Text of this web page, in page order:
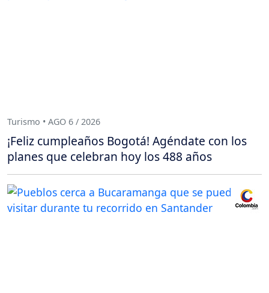
Turismo • AGO 6 / 2026
¡Feliz cumpleaños Bogotá! Agéndate con los
planes que celebran hoy los 488 años